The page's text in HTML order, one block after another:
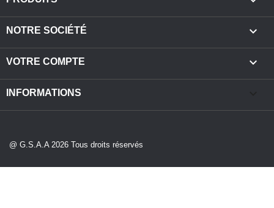
NOTRE SOCIÉTÉ 
VOTRE COMPTE 
INFORMATIONS
@ G.S.A.A 2026 Tous droits réservés